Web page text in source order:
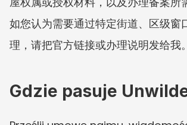
如您认为需要通过特定街道、区级窗
理，请把官方链接或办理说明发给我
Gdzie pasuje